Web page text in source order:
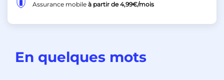
Assurance mobile à partir de4,99€/mois
En quelques mots